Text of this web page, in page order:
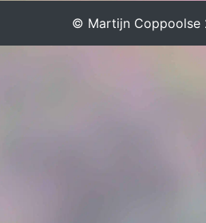
© Martijn Coppoolse